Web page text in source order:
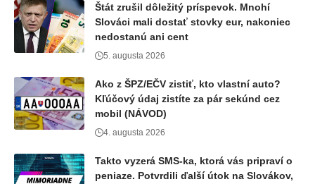
Štát zrušil dôležitý príspevok. Mnohí
Slováci mali dostať stovky eur, nakoniec
nedostanú ani cent
5. augusta 2026
Ako z ŠPZ/EČV zistiť, kto vlastní auto?
Kľúčový údaj zistíte za pár sekúnd cez
mobil (NÁVOD)
4. augusta 2026
Takto vyzerá SMS-ka, ktorá vás pripraví o
peniaze. Potvrdili ďalší útok na Slovákov,